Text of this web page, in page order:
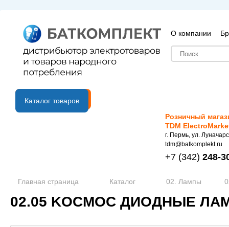
О компании
B2B портал
Каталог товаров
Розничный
TDM
г. Пермь, ул.
tdm@batkomplekt.ru
+7 (342) 248-
Главная страница Каталог 02. Лампы
02.05 KОСМОС ДИОДНЫЕ